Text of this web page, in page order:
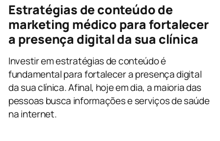
Estratégias de conteúdo de
marketing médico para fortalecer
a presença digital da sua clínica
Investir em estratégias de conteúdo é
fundamental para fortalecer a presença digital
da sua clínica. Afinal, hoje em dia, a maioria das
pessoas busca informações e serviços de saúde
na internet.